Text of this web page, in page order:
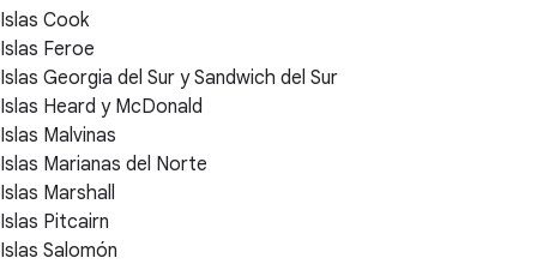
Islas Cook
Islas Feroe
Islas Georgia del Sur y Sandwich del Sur
Islas Heard y McDonald
Islas Malvinas
Islas Marianas del Norte
Islas Marshall
Islas Pitcairn
Islas Salomón